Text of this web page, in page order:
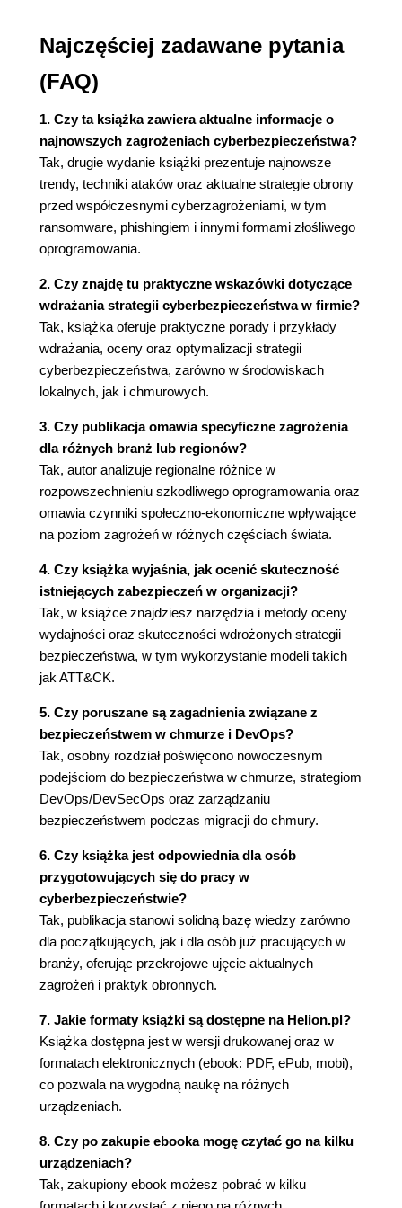
Przewidywanie przyszłości
Motywy dostawców
Podsumowanie
Przypisy
Rozdział 3. Wykorzystanie trendów podatności w
celu zmniejszenia ryzyka i kosztów
Wprowadzenie
Podstawy zarządzania lukami w
zabezpieczeniach
zabezpieczeniach
Trendy w ujawnianiu luk w zabezpieczeniach
Trendy dotyczące luk w zabezpieczeniach
dostawców i produktów
Zmniejszanie ryzyka i kosztów: mierzenie
usprawnień dostawców i produktów
Trendy dotyczące luk w systemach
operacyjnych
Trendy dotyczące luk w przeglądarkach
Podsumowanie planu zmniejszania
podatności na ataki
Wskazówki dotyczące zarządzania lukami w
Podsumowanie
Przypisy
Rozdział 4. Ewolucja szkodliwego oprogramowania
Wprowadzenie
Dlaczego dla Windows jest znacznie więcej
systemów operacyjnych?
Źródła danych
Malicious Software Removal Tool
Narzędzia antywirusowe działające w czasie
rzeczywistym
Źródła danych niezwiązane z
O szkodliwym oprogramowaniu
Jak rozprzestrzenia się szkodliwe
oprogramowanie
Trojany
Potencjalnie niechciane oprogramowanie
Eksploity i zestawy eksploitów
Robaki
Ransomware
Wirusy
Modyfikatory przeglądarek
Wskaźniki rozpowszechnienia szkodliwego
oprogramowania
szkodliwym oprogramowaniem
Regionalna analiza infekcji systemów Windows
szkodliwym oprogramowaniem
Najczęściej zadawane pytania
(FAQ)
1. Czy ta książka zawiera aktualne informacje o
najnowszych zagrożeniach cyberbezpieczeństwa?
Tak, drugie wydanie książki prezentuje najnowsze
trendy, techniki ataków oraz aktualne strategie obrony
przed współczesnymi cyberzagrożeniami, w tym
ransomware, phishingiem i innymi formami złośliwego
oprogramowania.
2. Czy znajdę tu praktyczne wskazówki dotyczące
wdrażania strategii cyberbezpieczeństwa w firmie?
Tak, książka oferuje praktyczne porady i przykłady
wdrażania, oceny oraz optymalizacji strategii
cyberbezpieczeństwa, zarówno w środowiskach
lokalnych, jak i chmurowych.
3. Czy publikacja omawia specyficzne zagrożenia
dla różnych branż lub regionów?
Tak, autor analizuje regionalne różnice w
rozpowszechnieniu szkodliwego oprogramowania oraz
omawia czynniki społeczno-ekonomiczne wpływające
na poziom zagrożeń w różnych częściach świata.
4. Czy książka wyjaśnia, jak ocenić skuteczność
istniejących zabezpieczeń w organizacji?
Tak, w książce znajdziesz narzędzia i metody oceny
wydajności oraz skuteczności wdrożonych strategii
bezpieczeństwa, w tym wykorzystanie modeli takich
jak ATT&CK.
5. Czy poruszane są zagadnienia związane z
bezpieczeństwem w chmurze i DevOps?
Tak, osobny rozdział poświęcono nowoczesnym
podejściom do bezpieczeństwa w chmurze, strategiom
DevOps/DevSecOps oraz zarządzaniu
bezpieczeństwem podczas migracji do chmury.
6. Czy książka jest odpowiednia dla osób
przygotowujących się do pracy w
cyberbezpieczeństwie?
Tak, publikacja stanowi solidną bazę wiedzy zarówno
dla początkujących, jak i dla osób już pracujących w
branży, oferując przekrojowe ujęcie aktualnych
zagrożeń i praktyk obronnych.
7. Jakie formaty książki są dostępne na Helion.pl?
Książka dostępna jest w wersji drukowanej oraz w
formatach elektronicznych (ebook: PDF, ePub, mobi),
co pozwala na wygodną naukę na różnych
urządzeniach.
8. Czy po zakupie ebooka mogę czytać go na kilku
urządzeniach?
Tak, zakupiony ebook możesz pobrać w kilku